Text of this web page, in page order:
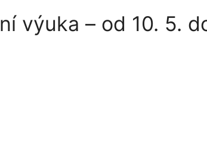
výuka – od 10. 5.